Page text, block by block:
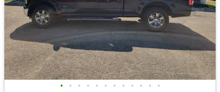
• • • • • • • • • • • •